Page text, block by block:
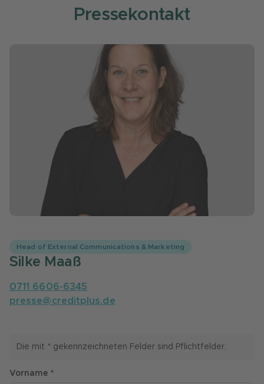
Pressekontakt
Head of External Communications & Marketing
Silke Maaß
0711 6606-6345
presse@creditplus.de
Die mit * gekennzeichneten Felder sind Pflichtfelder.
Vorname *